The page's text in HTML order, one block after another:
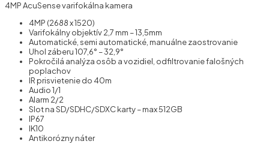
4MP AcuSense varifokálna kamera
4MP (2688 x 1520)
Varifokálny objektív 2,7 mm – 13,5mm
Automatické, semi automatické, manuálne zaostrovanie
Uhol záberu 107,6° – 32,9°
Pokročilá analýza osôb a vozidiel, odfiltrovanie falošných
poplachov
IR prisvietenie do 40m
Audio 1/1
Alarm 2/2
Slot na SD/SDHC/SDXC karty – max 512GB
IP67
IK10
Antikorózny náter